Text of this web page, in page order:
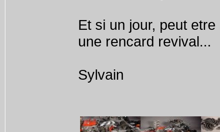
Et si un jour, peut
une rencard revival...
Sylvain